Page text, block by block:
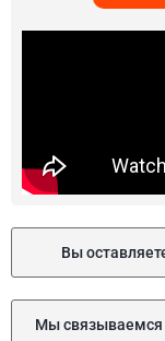
Вы
Мы связываемся